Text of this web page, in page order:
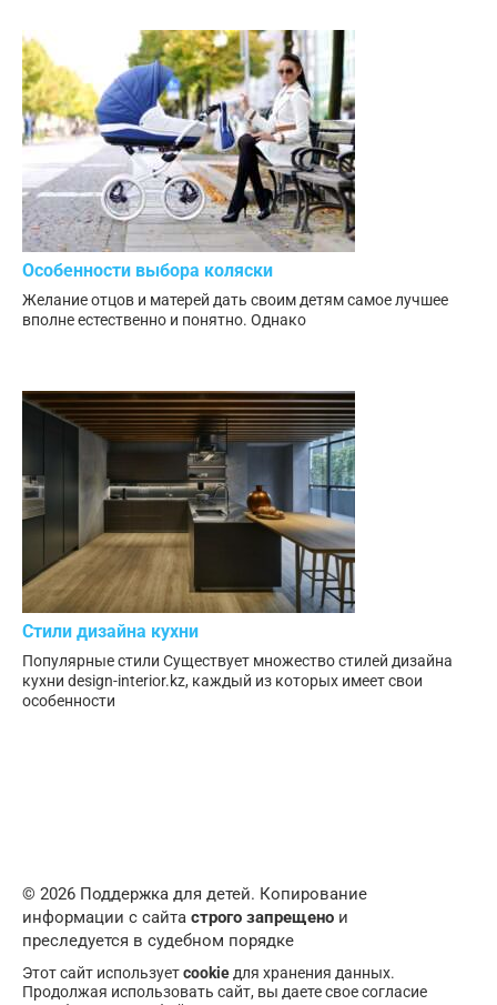
Особенности выбора коляски
Желание отцов и матерей дать своим детям самое лучшее
вполне естественно и понятно. Однако
Стили дизайна кухни
Популярные стили Существует множество стилей дизайна
кухни design-interior.kz, каждый из которых имеет свои
особенности
© 2026 Поддержка для детей. Копирование
информации с сайта строго запрещено и
преследуется в судебном порядке
Этот сайт используетcookie для хранения данных.
Продолжая использовать сайт, вы даете свое согласие